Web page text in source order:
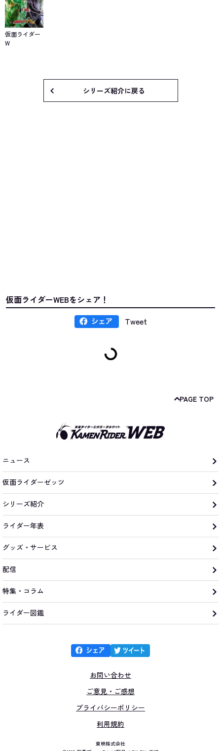
仮面ライダー
W
シリーズ紹介に戻る
仮面ライダーWEBをシェア！
Tweet
PAGE TOP
ニュース
仮面ライダーゼッツ
シリーズ紹介
ライダー年表
グッズ・サービス
配信
特集・コラム
ライダー図鑑
お問い合わせ
ご意見・ご感想
プライバシーポリシー
利用規約
東映株式会社